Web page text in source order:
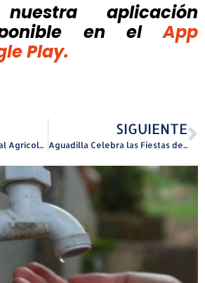
aplicación
en el
App
Play.
Cayey invita al Festival Agrícola San Isidro Labrador este fin de semana en la plaza Ramón Frade León.
SIGUIENTE
Aguadilla Celebra las Fiestas de San Carlos